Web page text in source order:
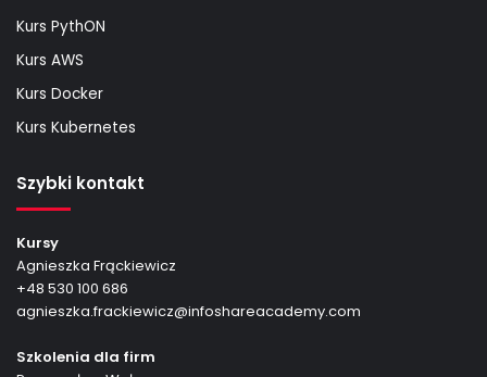
Kurs PythON
Kurs AWS
Kurs Docker
Kurs Kubernetes
Szybki kontakt
Kursy
Agnieszka Frąckiewicz
+48 530 100 686
agnieszka.frackiewicz@infoshareacademy.com
Szkolenia dla firm